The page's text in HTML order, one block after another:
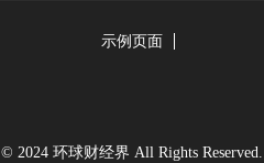
示例页面
© 2024 环球财经界 All Rights Reserved.